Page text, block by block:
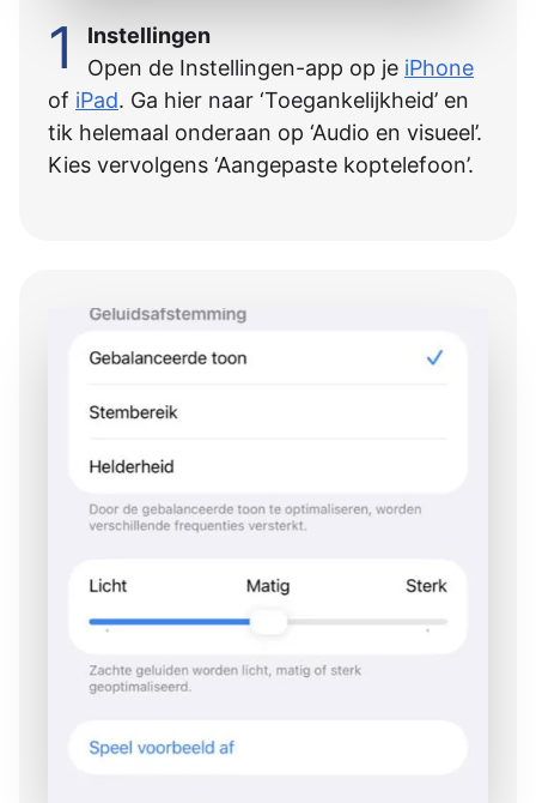
1
Instellingen
Open de Instellingen-app op je iPhone
of iPad. Ga hier naar ‘Toegankelijkheid’ en
tik helemaal onderaan op ‘Audio en visueel’.
Kies vervolgens ‘Aangepaste koptelefoon’.